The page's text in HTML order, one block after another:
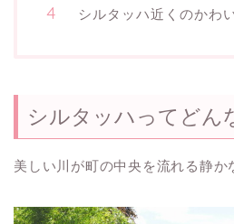
シルタッハ近くのかわ
シルタッハってどん
美しい川が町の中央を流れる静か